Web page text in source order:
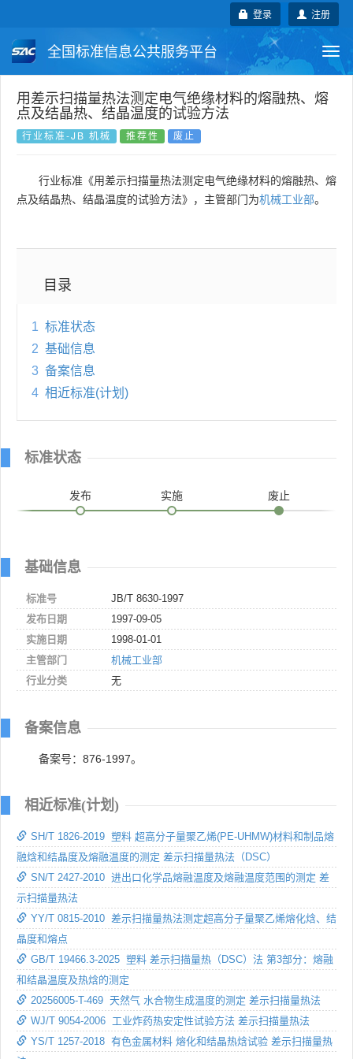
注册
登录
全国标准信息公共服务平台
国家标准 行业标准 地方标准
团体标准 企业标准
国外标准 技术委员会
用差示扫描量热法测定电气绝缘材料的熔融热、熔
点及结晶热、结晶温度的试验方法
行业标准-JB 机械 推荐性 废止
行业标准《用差示扫描量热法测定电气绝缘材料的熔融热、熔
点及结晶热、结晶温度的试验方法》，主管部门为机械工业部。
目录
1 标准状态
2 基础信息
3 备案信息
4 相近标准(计划)
标准状态
发布 实施 废止
基础信息
标准号
JB/T 8630-1997
发布日期
1997-09-05
实施日期
1998-01-01
主管部门
机械工业部
行业分类
无
备案信息
备案号：876-1997。
相近标准(计划)
SH/T 1826-2019 塑料 超高分子量聚乙烯(PE-UHMW)材料和制品熔
融焓和结晶度及熔融温度的测定 差示扫描量热法（DSC）
SN/T 2427-2010 进出口化学品熔融温度及熔融温度范围的测定 差
示扫描量热法
YY/T 0815-2010 差示扫描量热法测定超高分子量聚乙烯熔化焓、结
晶度和熔点
GB/T 19466.3-2025 塑料 差示扫描量热（DSC）法 第3部分：熔融
和结晶温度及热焓的测定
20256005-T-469 天然气 水合物生成温度的测定 差示扫描量热法
WJ/T 9054-2006 工业炸药热安定性试验方法 差示扫描量热法
YS/T 1257-2018 有色金属材料 熔化和结晶热焓试验 差示扫描量热